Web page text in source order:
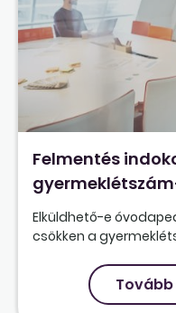
Felmentés
Elküldhető-e
csökken a